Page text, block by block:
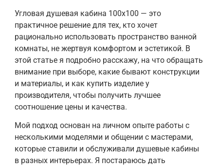
Угловая душевая кабина 100х100 — это
практичное решение для тех, кто хочет
рационально использовать пространство ванной
комнаты, не жертвуя комфортом и эстетикой. В
этой статье я подробно расскажу, на что обращать
внимание при выборе, какие бывают конструкции
и материалы, и как купить изделие у
производителя, чтобы получить лучшее
соотношение цены и качества.
Мой подход основан на личном опыте работы с
несколькими моделями и общении с мастерами,
которые ставили и обслуживали душевые кабины
в разных интерьерах. Я постараюсь дать